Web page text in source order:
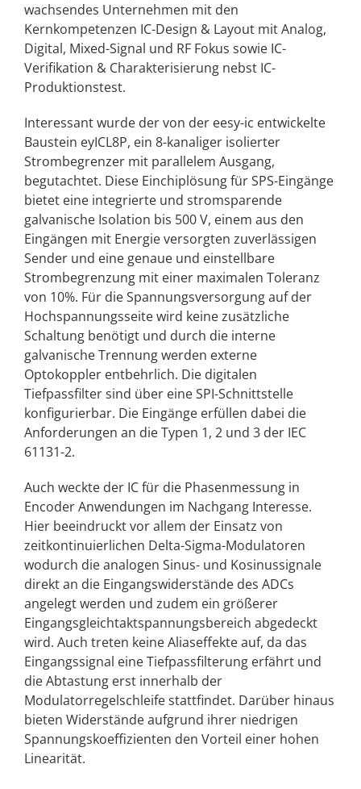
wachsendes Unternehmen mit den
Kernkompetenzen IC-Design & Layout mit Analog,
Digital, Mixed-Signal und RF Fokus sowie IC-
Verifikation & Charakterisierung nebst IC-
Produktionstest.
Interessant wurde der von der eesy-ic entwickelte
Baustein eyICL8P, ein 8-kanaliger isolierter
Strombegrenzer mit parallelem Ausgang,
begutachtet. Diese Einchiplösung für SPS-Eingänge
bietet eine integrierte und stromsparende
galvanische Isolation bis 500 V, einem aus den
Eingängen mit Energie versorgten zuverlässigen
Sender und eine genaue und einstellbare
Strombegrenzung mit einer maximalen Toleranz
von 10%. Für die Spannungsversorgung auf der
Hochspannungsseite wird keine zusätzliche
Schaltung benötigt und durch die interne
galvanische Trennung werden externe
Optokoppler entbehrlich. Die digitalen
Tiefpassfilter sind über eine SPI-Schnittstelle
konfigurierbar. Die Eingänge erfüllen dabei die
Anforderungen an die Typen 1, 2 und 3 der IEC
61131-2.
Auch weckte der IC für die Phasenmessung in
Encoder Anwendungen im Nachgang Interesse.
Hier beeindruckt vor allem der Einsatz von
zeitkontinuierlichen Delta-Sigma-Modulatoren
wodurch die analogen Sinus- und Kosinussignale
direkt an die Eingangswiderstände des ADCs
angelegt werden und zudem ein größerer
Eingangsgleichtaktspannungsbereich abgedeckt
wird. Auch treten keine Aliaseffekte auf, da das
Eingangssignal eine Tiefpassfilterung erfährt und
die Abtastung erst innerhalb der
Modulatorregelschleife stattfindet. Darüber hinaus
bieten Widerstände aufgrund ihrer niedrigen
Spannungskoeffizienten den Vorteil einer hohen
Linearität.